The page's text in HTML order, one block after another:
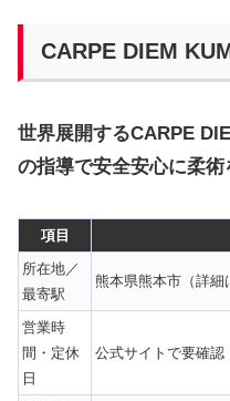
CARPE DIEM
世界展開するCARPE
の指導で安全安心に柔
項目
所在地／
最寄駅
熊本県熊本市（詳細
営業時
間・定休
日
公式サイトで要確認